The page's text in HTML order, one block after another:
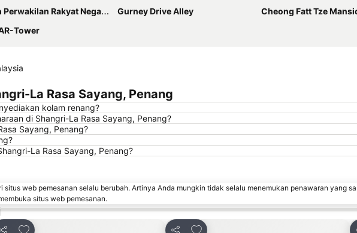
Rakyat Negara Bagian Penang Gurney Drive Alley
Cheong Fatt Tze
Tower
La Rasa Sayang, Penang
kolam renang?
di Shangri-La Rasa Sayang, Penang?
Sayang, Penang?
La Rasa Sayang, Penang?
web pemesanan selalu berubah. Artinya Anda mungkin tidak selalu menemukan penawaran yang
situs web pemesanan.
Tambahkan ke favorit Tambahkan ke favorit